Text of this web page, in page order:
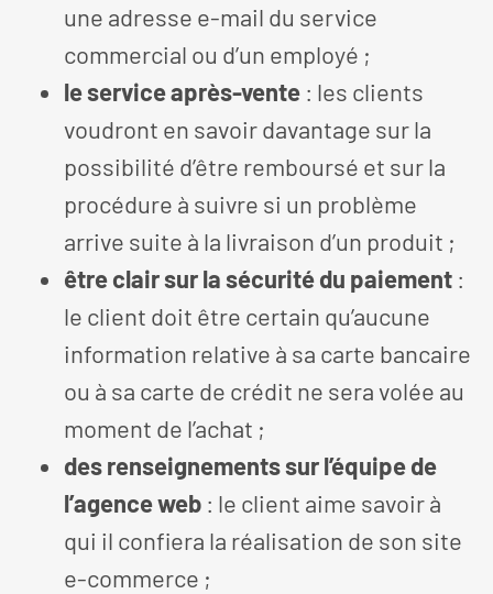
une adresse e-mail du service
commercial ou d’un employé ;
le service après-vente: les clients
voudront en savoir davantage sur la
possibilité d’être remboursé et sur la
procédure à suivre si un problème
arrive suite à la livraison d’un produit ;
être clair sur la sécurité du paiement:
le client doit être certain qu’aucune
information relative à sa carte bancaire
ou à sa carte de crédit ne sera volée au
moment de l’achat ;
des renseignements sur l’équipe de
l’agence web: le client aime savoir à
qui il confiera la réalisation de son site
e-commerce ;